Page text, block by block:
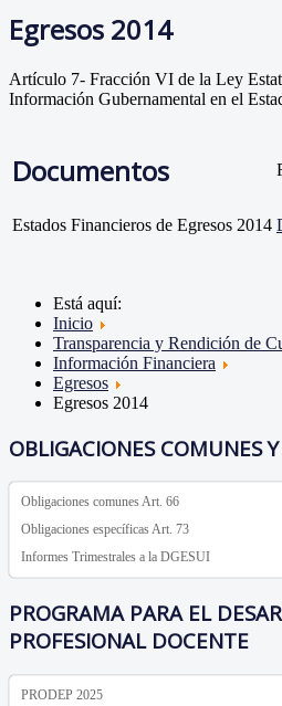
Egresos 2014
Artículo 7- Fracción VI de la Ley
Información Gubernamental en el
Documentos
Estados Financieros de Egresos 2014
Está aquí:
Inicio
Transparencia y Rendición de
Información Financiera
Egresos
Egresos 2014
OBLIGACIONES COMUNES
Obligaciones comunes Art. 66
Obligaciones específicas Art. 73
Informes Trimestrales a la DGESUI
PROGRAMA PARA EL
PROFESIONAL DOCENTE
PRODEP 2025